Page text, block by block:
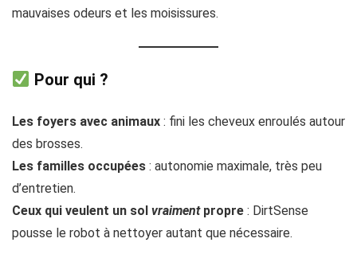
mauvaises odeurs et les moisissures.
Pour qui ?
Les foyers avec animaux : fini les cheveux enroulés autour
des brosses.
Les familles occupées : autonomie maximale, très peu
d’entretien.
Ceux qui veulent un sol vraimentpropre : DirtSense
pousse le robot à nettoyer autant que nécessaire.